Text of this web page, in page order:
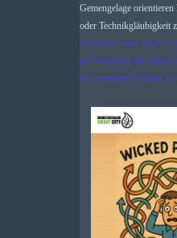
Gemengelage
oder Technikgläubigkeit
bundesverband-smart-
#Klimapolitik #
#Kommunen #SmartCity